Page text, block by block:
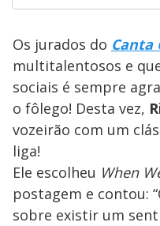
Os jurados do Canta
multitalentosos e
sociais é sempre
o fôlego! Desta vez,
vozeirão com um
liga!
Ele escolheu When
postagem e contou:
sobre existir um